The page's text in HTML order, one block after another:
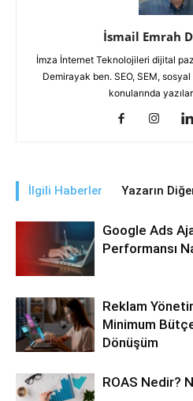
İsmail Emrah
İmza İnternet Teknolojileri dijital
Demirayak ben. SEO, SEM,
konularında
İlgili Haberler Yazarın
Google Ads
Performansı
Reklam
Minimum
Dönüşüm
ROAS Nedir?